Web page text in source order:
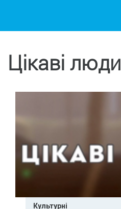
Цікаві люди
Культурні